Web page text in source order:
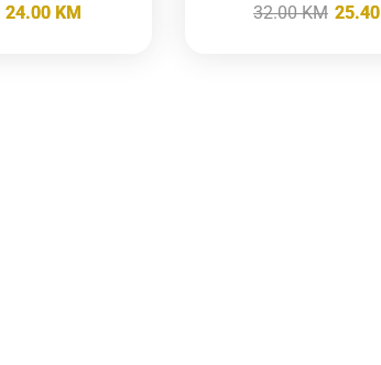
24.00 KM 32.00KM 25.40